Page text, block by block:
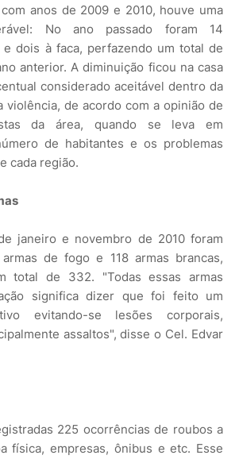
anos de 2009 e 2010, houve uma
No ano passado foram 14
e dois à faca, perfazendo um total de
anterior. A diminuição ficou na casa
considerado aceitável dentro da
violência, de acordo com a opinião de
da área, quando se leva em
de habitantes e os problemas
cada região.
janeiro e novembro de 2010 foram
de fogo e 118 armas brancas,
total de 332. "Todas essas armas
significa dizer que foi feito um
evitando-se lesões corporais,
assaltos", disse o Cel. Edvar
225 ocorrências de roubos a
física, empresas, ônibus e etc. Esse